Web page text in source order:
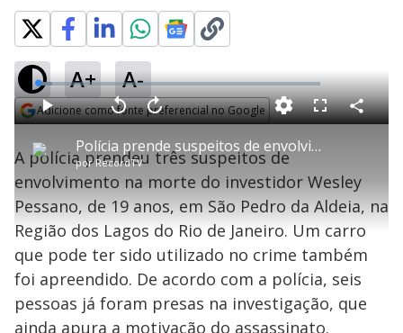
A+ A-
Adicione como fonte preferencial no Google
P
l
a
y
Polícia prende suspeitos de envolvimento em morte de investidor no RJ
porRecordTV
P V
a
r
e
g
n
d
s
A
n
1
s
e
o
M
L
o
a
d
e
5
.
2
1
%
F
r
e
n
C
o
i
l
a
A polícia prendeu três suspeitos de
envolvimento na morte do investidor Wesley
Pessano, de 19 anos, em São Pedro da Aldeia, na
Região dos Lagos do Rio de Janeiro. Um carro
que pode ter sido utilizado no crime também
foi apreendido. De acordo com a polícia, seis
pessoas já foram presas na investigação, que
ainda apura a motivação do assassinato.